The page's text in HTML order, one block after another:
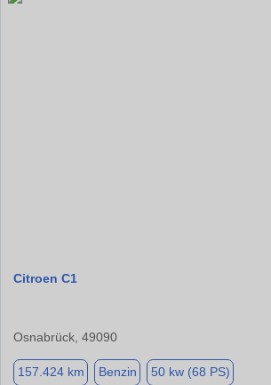
Citroen C1
Osnabrück, 49090
157.424 km Benzin 50 kw (68 PS)